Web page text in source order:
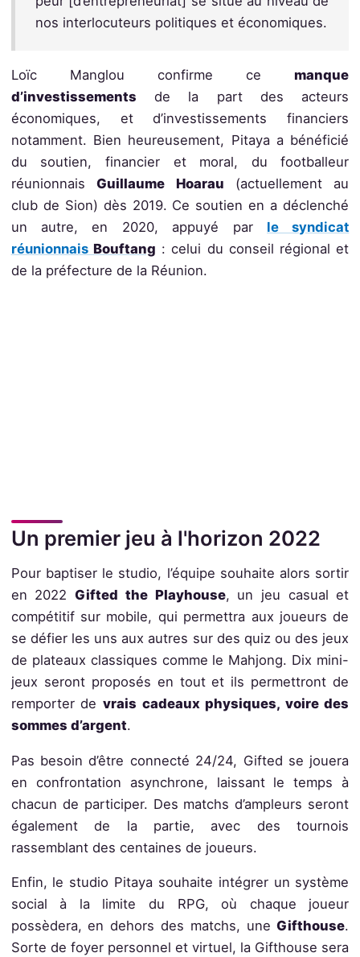
nos interlocuteurs politiques et économiques.
Loïc Manglou confirme ce manque
d’investissements de la part des acteurs
économiques, et d’investissements financiers
notamment. Bien heureusement, Pitaya a bénéficié
du soutien, financier et moral, du footballeur
réunionnaisGuillaume Hoarau (actuellement au
club de Sion) dès 2019. Ce soutien en a déclenché
un autre, en 2020, appuyé par le syndicat
réunionnais Bouftang : celui du conseil régional et
de la préfecture de la Réunion.
Un premier jeu à l'horizon 2022
Pour baptiser le studio, l’équipe souhaite alors sortir
en 2022Gifted the Playhouse, un jeu casual et
compétitif sur mobile, qui permettra aux joueurs de
se défier les uns aux autres sur des quiz ou des jeux
de plateaux classiques comme le Mahjong. Dix mini-
jeux seront proposés en tout et ils permettront de
remporter de vrais cadeaux physiques, voire des
sommes d’argent.
Pas besoin d’être connecté 24/24, Gifted se jouera
en confrontation asynchrone, laissant le temps à
chacun de participer. Des matchs d’ampleurs seront
également de la partie, avec des tournois
rassemblant des centaines de joueurs.
Enfin, le studio Pitaya souhaite intégrer un système
social à la limite du RPG, où chaque joueur
possèdera, en dehors des matchs, uneGifthouse.
Sorte de foyer personnel et virtuel, la Gifthouse sera